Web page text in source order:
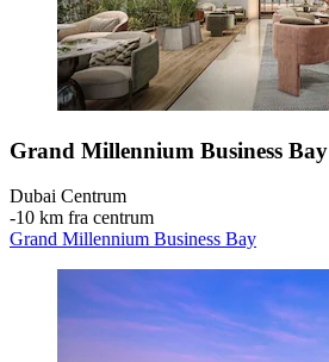
Grand Millennium Business Bay
Dubai Centrum
‐10 km fra centrum
Grand Millennium Business Bay